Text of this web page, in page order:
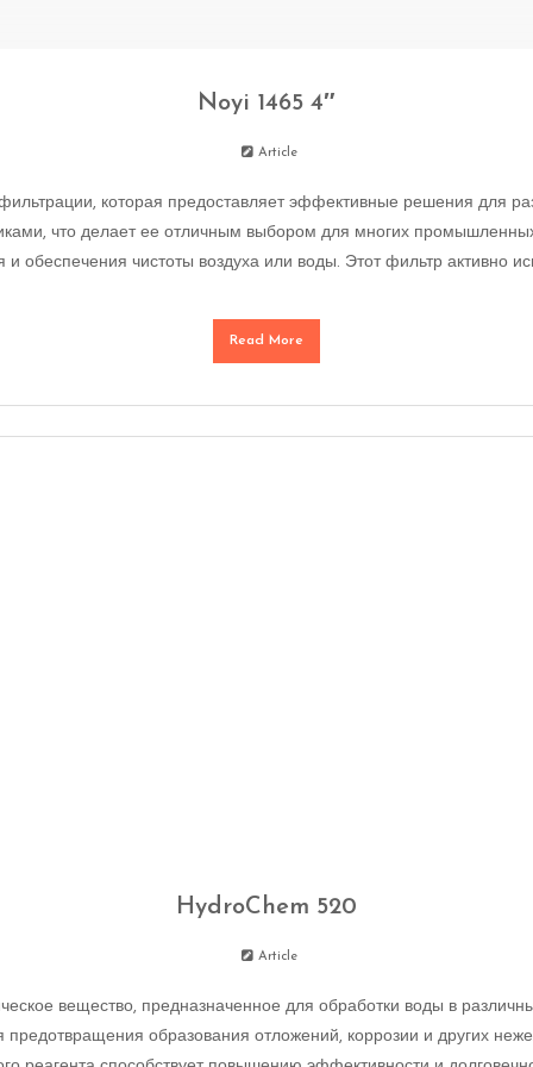
Noyi 1465 4″
Article
которая предоставляет эффективные решения для
что делает ее отличным выбором для многих
обеспечения чистоты воздуха или воды. Этот фильтр активно
Read More
HydroChem 520
Article
вещество, предназначенное для обработки воды в
образования отложений, коррозии и других